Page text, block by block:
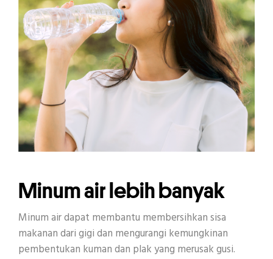
Minum air lebih banyak
Minum air dapat membantu membersihkan sisa
makanan dari gigi dan mengurangi kemungkinan
pembentukan kuman dan plak yang merusak gusi.